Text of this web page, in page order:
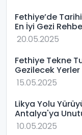
Fethiye’de
En İyi Gezi
20.05.2025
Fethiye Tekne
Gezilecek
15.05.2025
Likya Yolu
Antalya'ya
10.05.2025